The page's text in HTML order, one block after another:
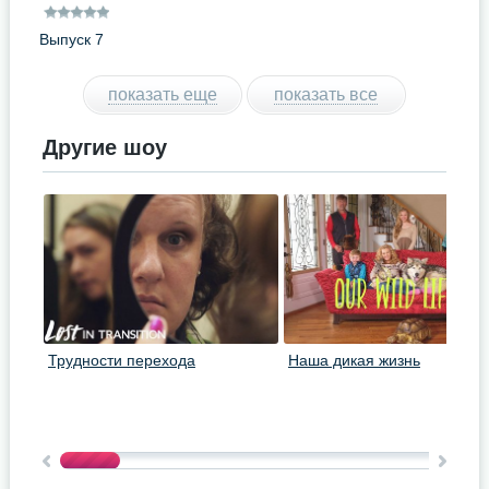
Выпуск 7
показать еще показать все
Другие шоу
Трудности перехода Наша дикая жизнь